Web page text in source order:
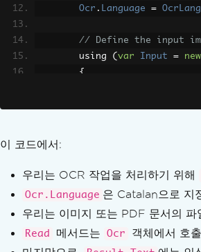
금융 용어집
슬래시 처리된 0
아라비아 숫자
IronOCR 런타임 폴더
AVX를 지원하지 않는
leptonica-1.78.0.dll
언어 팩 압축 해제에 성
Ocr . Language =
// Define the input
        using
( var Input = new
{
// Output the
Console.WriteLine (
}
}
}
이 코드에서:
우리는 OCR 작업을 처리하기 위해
Ocr.Language 은 Catalan으로 지
우리는 이미지 또는 PDF 문서의 파
Read 메서드는 Ocr 객체에서 호